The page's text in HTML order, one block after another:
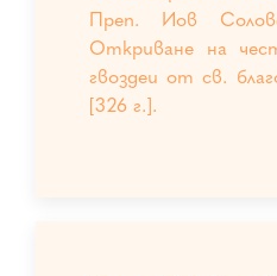
Преп. Иов
Откриване на
гвоздеи от св.
[326 г.].